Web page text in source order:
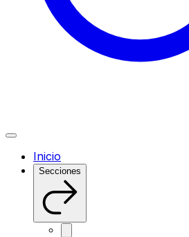
Inicio
Secciones